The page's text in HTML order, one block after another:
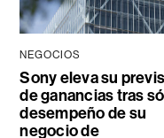
NEGOCIOS
Sony eleva su
de ganancias tras
desempeño de su
negocio de